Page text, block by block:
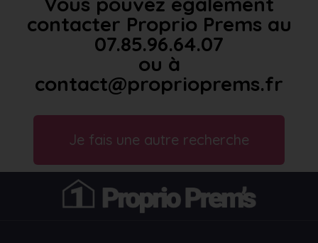
contacter Proprio Prems au
07.85.96.64.07
ou à
contact@proprioprems.fr
Je fais une autre recherche